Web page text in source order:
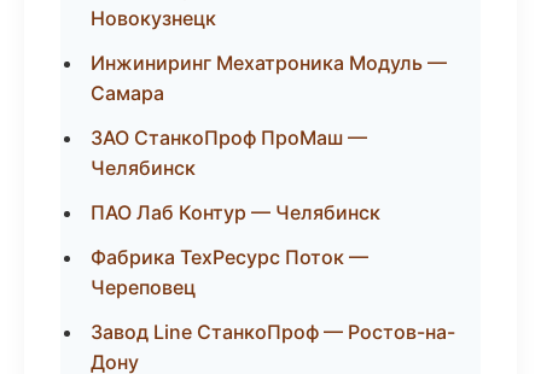
Новокузнецк
Инжиниринг Мехатроника Модуль —
Самара
ЗАО СтанкоПроф ПроМаш —
Челябинск
ПАО Лаб Контур — Челябинск
Фабрика ТехРесурс Поток —
Череповец
Завод Line СтанкоПроф — Ростов-на-
Дону